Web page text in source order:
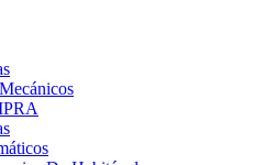
De Habitáculo